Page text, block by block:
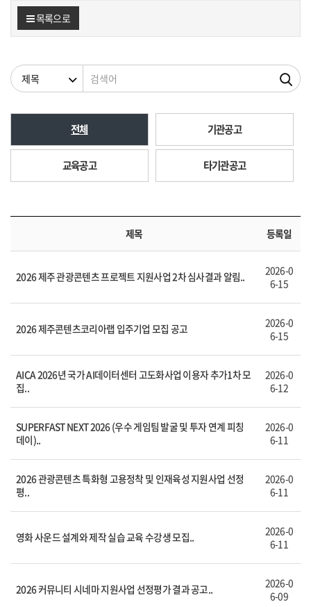
목록으로
검색조건 검색어
전체 기관공고
교육공고 타기관공고
제목 등록일
2026 제주 관광콘텐츠 프로젝트 지원사업 2차 심사결과 알림..
2026-0
6-15
2026 제주콘텐츠코리아랩 입주기업 모집 공고
2026-0
6-15
AICA 2026년 국가 AI데이터센터 고도화사업 이용자 추가1차 모
집..
2026-0
6-12
SUPERFAST NEXT 2026 (우수 게임팀 발굴 및 투자 연계 피칭
데이)..
2026-0
6-11
2026 관광콘텐츠 특화형 고용정착 및 인재육성 지원사업 선정
평..
2026-0
6-11
영화 사운드 설계와 제작 실습 교육 수강생 모집..
2026-0
6-11
2026 커뮤니티 시네마 지원사업 선정평가 결과 공고..
2026-0
6-09